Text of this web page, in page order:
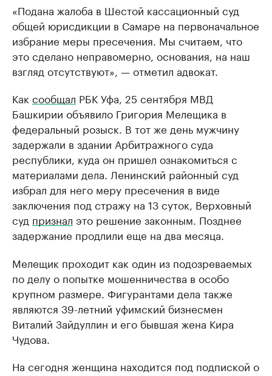
«Подана жалоба в Шестой кассационный суд
общей юрисдикции в Самаре на первоначальное
избрание меры пресечения. Мы считаем, что
это сделано неправомерно, основания, на наш
взгляд отсутствуют», — отметил адвокат.
Как сообщал РБК Уфа, 25 сентября МВД
Башкирии объявило Григория Мелещика в
федеральный розыск. В тот же день мужчину
задержали в здании Арбитражного суда
республики, куда он пришел ознакомиться с
материалами дела. Ленинский районный суд
избрал для него меру пресечения в виде
заключения под стражу на 13 суток, Верховный
суд признал это решение законным. Позднее
задержание продлили еще на два месяца.
Мелещик проходит как один из подозреваемых
по делу о попытке мошенничества в особо
крупном размере. Фигурантами дела также
являются 39-летний уфимский бизнесмен
Виталий Зайдуллин и его бывшая жена Кира
Чудова.
На сегодня женщина находится под подпиской о